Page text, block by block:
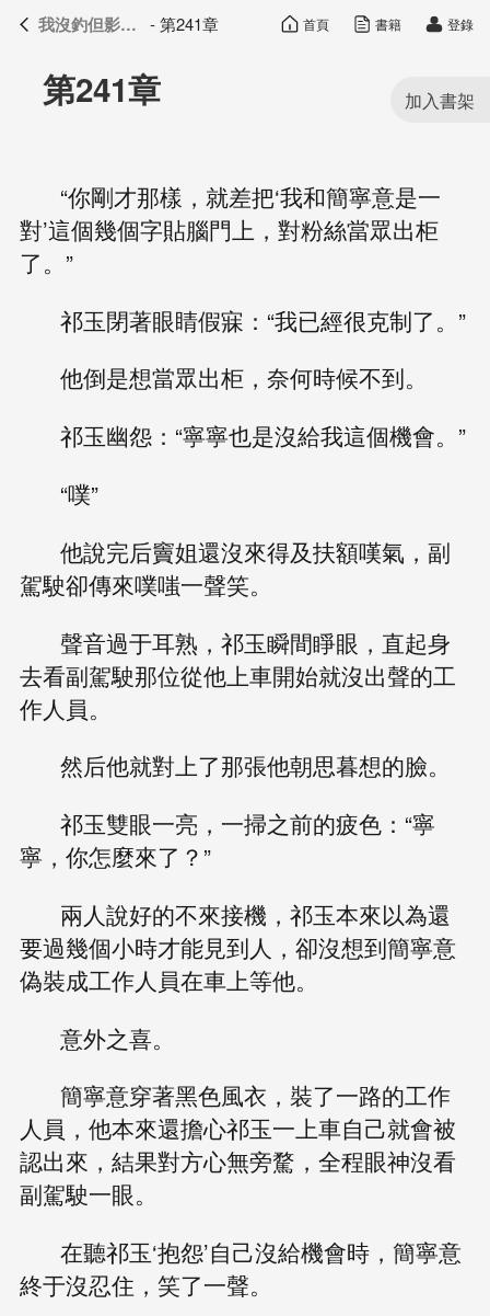
我沒釣但影帝真香了 目錄
第241章
“你剛才那樣，就差把‘我和簡寧意是一
對’這個幾個字貼腦門上，對粉絲當眾出柜
了。”
祁玉閉著眼睛假寐：“我已經很克制了。”
他倒是想當眾出柜，奈何時候不到。
祁玉幽怨：“寧寧也是沒給我這個機會。”
“噗”
他說完后竇姐還沒來得及扶額嘆氣，副
駕駛卻傳來噗嗤一聲笑。
聲音過于耳熟，祁玉瞬間睜眼，直起身
去看副駕駛那位從他上車開始就沒出聲的工
作人員。
然后他就對上了那張他朝思暮想的臉。
祁玉雙眼一亮，一掃之前的疲色：“寧
寧，你怎麼來了？”
兩人說好的不來接機，祁玉本來以為還
要過幾個小時才能見到人，卻沒想到簡寧意
偽裝成工作人員在車上等他。
意外之喜。
簡寧意穿著黑色風衣，裝了一路的工作
人員，他本來還擔心祁玉一上車自己就會被
認出來，結果對方心無旁騖，全程眼神沒看
副駕駛一眼。
在聽祁玉‘抱怨’自己沒給機會時，簡寧意
終于沒忍住，笑了一聲。
我沒釣但影帝真香了 - 第241章 首頁 書籍 登錄